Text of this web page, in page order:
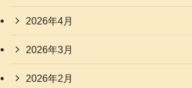
2026年4月
2026年3月
2026年2月